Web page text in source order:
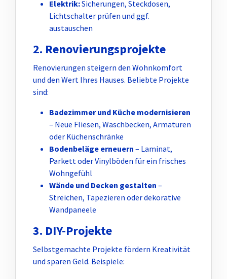
Elektrik:Sicherungen, Steckdosen,
Lichtschalter prüfen und ggf.
austauschen
2. Renovierungsprojekte
Renovierungen steigern den Wohnkomfort
und den Wert Ihres Hauses. Beliebte Projekte
sind:
Badezimmer und Küche modernisieren
– Neue Fliesen, Waschbecken, Armaturen
oder Küchenschränke
Bodenbeläge erneuern – Laminat,
Parkett oder Vinylböden für ein frisches
Wohngefühl
Wände und Decken gestalten –
Streichen, Tapezieren oder dekorative
Wandpaneele
3. DIY-Projekte
Selbstgemachte Projekte fördern Kreativität
und sparen Geld. Beispiele: